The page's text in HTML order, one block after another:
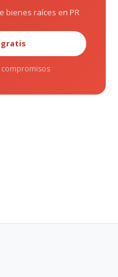
bienes raíces en PR
compromisos